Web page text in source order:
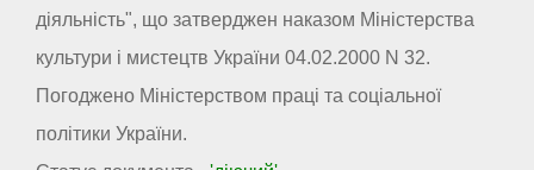
діяльність", що затверджен наказом Міністерства
культури і мистецтв України 04.02.2000 N 32.
Погоджено Міністерством праці та соціальної
політики України.